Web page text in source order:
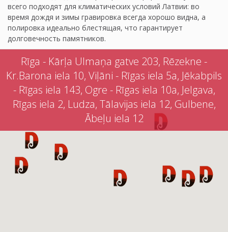
всего подходят для климатических условий Латвии: во
время дождя и зимы гравировка всегда хорошо видна, а
полировка идеально блестящая, что гарантирует
долговечность памятников.
Rīga - Kārļa Ulmaņa gatve 203, Rēzekne -
Kr.Barona iela 10, Viļāni - Rīgas iela 5a, Jēkabpils
- Rīgas iela 143, Ogre - Rīgas iela 10a, Jelgava,
Rīgas iela 2, Ludza, Tālavijas iela 12, Gulbene,
Ābeļu iela 12